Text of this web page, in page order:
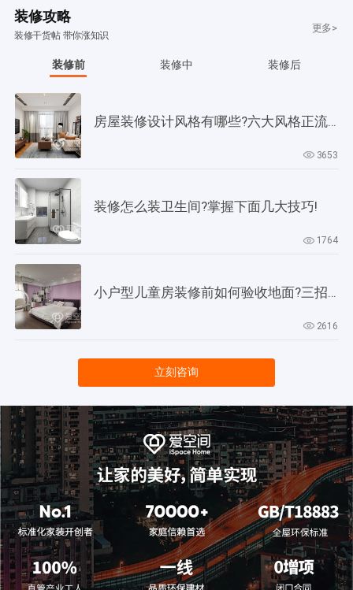
装修攻略
装修干货帖 带你涨知识
更多>
装修前 装修中 装修后
房屋装修设计风格有哪些?六大风格正流行!
3653
装修怎么装卫生间?掌握下面几大技巧!
1764
2616
立刻咨询